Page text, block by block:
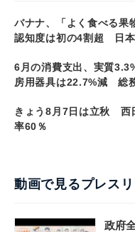
バナナ、「よく食べる
認知度は初の4割超 日
6月の消費支出、実質
房用器具は22.7%減 総
きょう8月7日は立秋 西
率60％
動画で見るプレス
政府